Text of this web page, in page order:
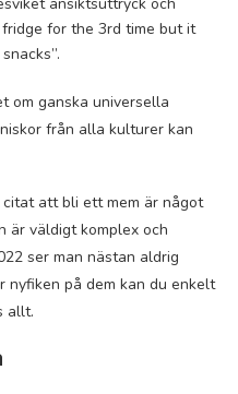
for the 3rd time but it
om ganska universella
från alla kulturer kan
att bli ett mem är något
är väldigt komplex och
ser man nästan aldrig
nyfiken på dem kan du enkelt
allt.